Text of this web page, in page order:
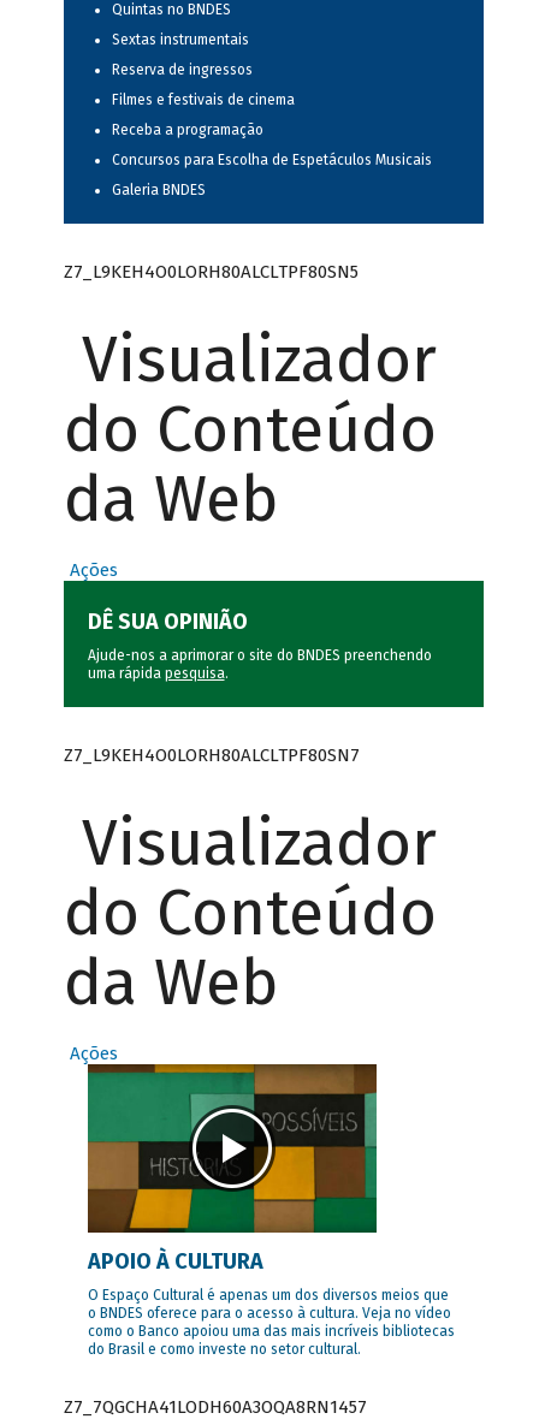
Quintas no BNDES
Sextas instrumentais
Reserva de ingressos
Filmes e festivais de cinema
Receba a programação
Concursos para Escolha de Espetáculos Musicais
Galeria BNDES
Z7_L9KEH4O0LORH80ALCLTPF80SN5
Visualizador
do Conteúdo
da Web
Ações
DÊ SUA OPINIÃO
Ajude-nos a aprimorar o site do BNDES preenchendo
uma rápida pesquisa.
Z7_L9KEH4O0LORH80ALCLTPF80SN7
Visualizador
do Conteúdo
da Web
Ações
APOIO À CULTURA
O Espaço Cultural é apenas um dos diversos meios que
o BNDES oferece para o acesso à cultura. Veja no vídeo
como o Banco apoiou uma das mais incríveis bibliotecas
do Brasil e como investe no setor cultural.
Z7_7QGCHA41LODH60A3OQA8RN1457